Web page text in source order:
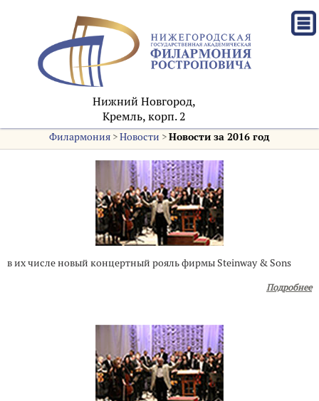
Нижний Новгород,
Кремль, корп. 2
Филармония >Новости >Новости за 2016 год
в их числе новый концертный рояль фирмы Steinway & Sons
Подробнее